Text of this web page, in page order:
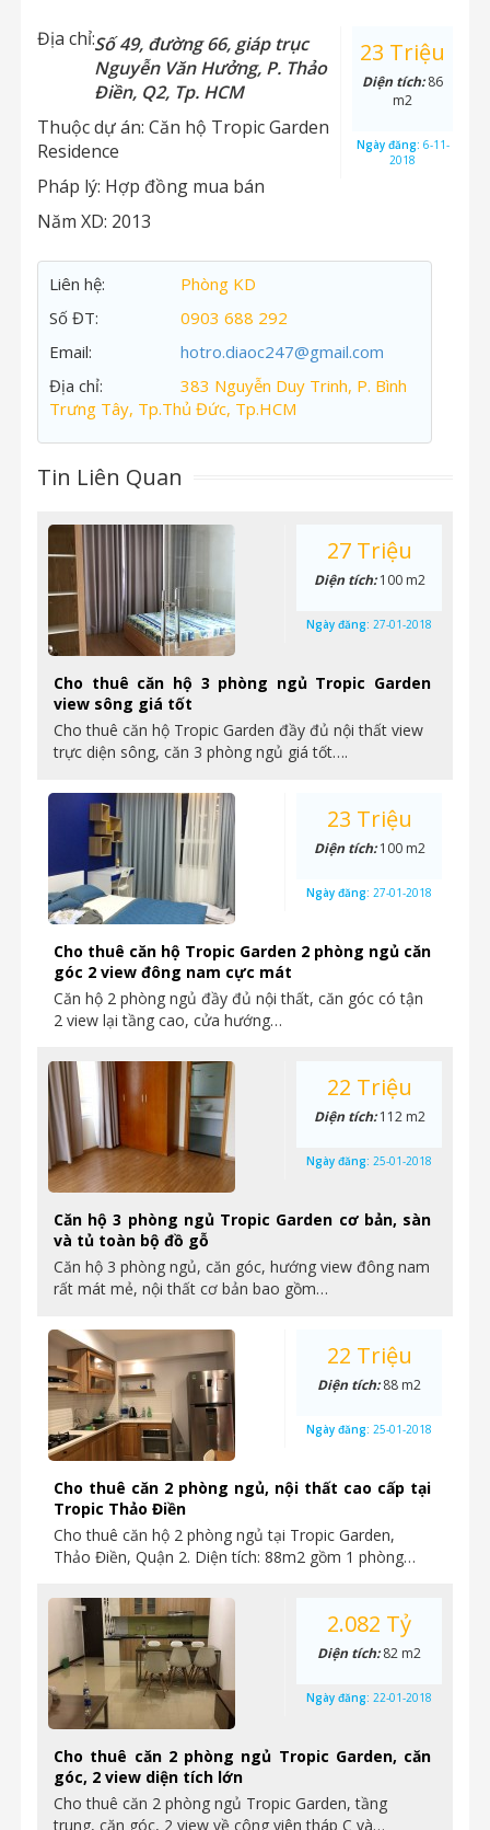
Địa chỉ:Số 49, đường 66, giáp trục
Nguyễn Văn Hưởng, P. Thảo
Điền, Q2, Tp. HCM
Thuộc dự án: Căn hộ Tropic Garden
Residence
Pháp lý: Hợp đồng mua bán
Năm XD: 2013
23 Triệu
Diện tích:86
m2
Ngày đăng: 6-11-
2018
Liên hệ:
Phòng KD
Số ĐT:
0903 688 292
Email:
hotro.diaoc247@gmail.com
Địa chỉ:
383 Nguyễn Duy Trinh, P. Bình
Trưng Tây, Tp.Thủ Đức, Tp.HCM
Tin Liên Quan
Cho thuê căn hộ 3 phòng ngủ Tropic Garden
view sông giá tốt
Cho thuê căn hộ Tropic Garden đầy đủ nội thất view
trực diện sông, căn 3 phòng ngủ giá tốt….
27 Triệu
Diện tích:100 m2
Ngày đăng: 27-01-2018
Cho thuê căn hộ Tropic Garden 2 phòng ngủ căn
góc 2 view đông nam cực mát
Căn hộ 2 phòng ngủ đầy đủ nội thất, căn góc có tận
2 view lại tầng cao, cửa hướng…
23 Triệu
Diện tích:100 m2
Ngày đăng: 27-01-2018
Căn hộ 3 phòng ngủ Tropic Garden cơ bản, sàn
và tủ toàn bộ đồ gỗ
Căn hộ 3 phòng ngủ, căn góc, hướng view đông nam
rất mát mẻ, nội thất cơ bản bao gồm…
22 Triệu
Diện tích:112 m2
Ngày đăng: 25-01-2018
Cho thuê căn 2 phòng ngủ, nội thất cao cấp tại
Tropic Thảo Điền
Cho thuê căn hộ 2 phòng ngủ tại Tropic Garden,
Thảo Điền, Quận 2. Diện tích: 88m2 gồm 1 phòng…
22 Triệu
Diện tích:88 m2
Ngày đăng: 25-01-2018
Cho thuê căn 2 phòng ngủ Tropic Garden, căn
góc, 2 view diện tích lớn
Cho thuê căn 2 phòng ngủ Tropic Garden, tầng
trung, căn góc, 2 view về công viên tháp C và…
2.082 Tỷ
Diện tích:82 m2
Ngày đăng: 22-01-2018